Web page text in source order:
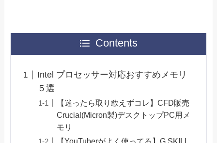
Contents
Intel プロセッサー対応おすすめメモリ
５選
【迷ったら取り敢えずコレ】CFD販売
Crucial(Micron製)デスクトップPC用メ
モリ
【YouTuberがよく使ってる】G.SKILL